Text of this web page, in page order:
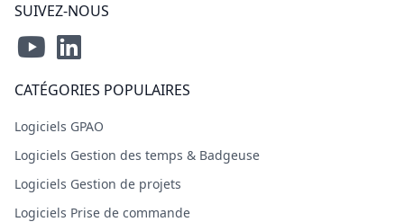
SUIVEZ-NOUS
CATÉGORIES POPULAIRES
Logiciels GPAO
Logiciels Gestion des temps & Badgeuse
Logiciels Gestion de projets
Logiciels Prise de commande